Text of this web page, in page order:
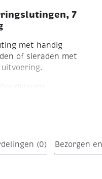
7
met handig
of sieraden met
Goudkleurig
(0) Bezorgen